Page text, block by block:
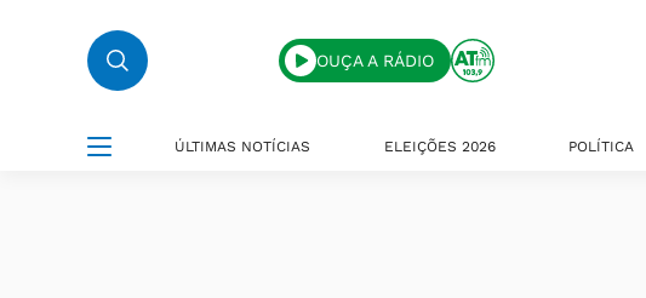
OUÇA A RÁDIO
ÚLTIMAS NOTÍCIAS ELEIÇÕES 2026 POLÍTICA